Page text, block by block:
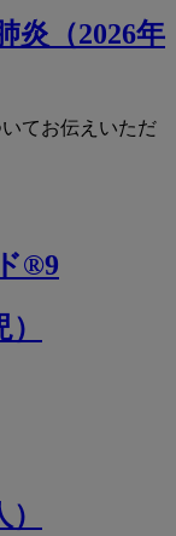
炎（2026年
てお伝えいただ
®9